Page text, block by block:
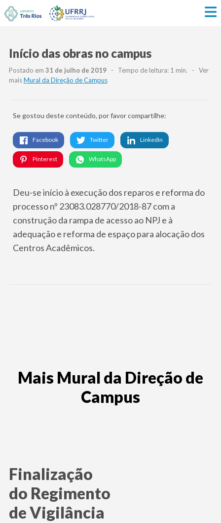
Início das obras no campus
Postado em 31 de julho de 2019- Tempo de leitura: 1 min. - Ver
maisMural da Direção de Campus
Se gostou deste conteúdo, por favor compartilhe:
Facebook Twitter LinkedIn
Pinterest WhatsApp
Deu-se início à execução dos reparos e reforma do
processo nº 23083.028770/2018-87 com a
construção da rampa de acesso ao NPJ e à
adequação e reforma de espaço para alocação dos
Centros Acadêmicos.
Mais Mural da Direção de
Campus
Finalização
do Regimento
de Vigilância